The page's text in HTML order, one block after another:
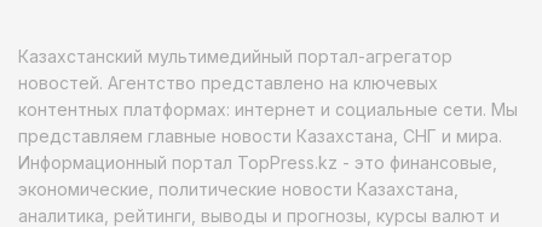
Казахстанский мультимедийный портал-агрегатор
новостей. Агентство представлено на ключевых
контентных платформах: интернет и социальные сети. Мы
представляем главные новости Казахстана, СНГ и мира.
Информационный портал TopPress.kz - это финансовые,
экономические, политические новости Казахстана,
аналитика, рейтинги, выводы и прогнозы, курсы валют и